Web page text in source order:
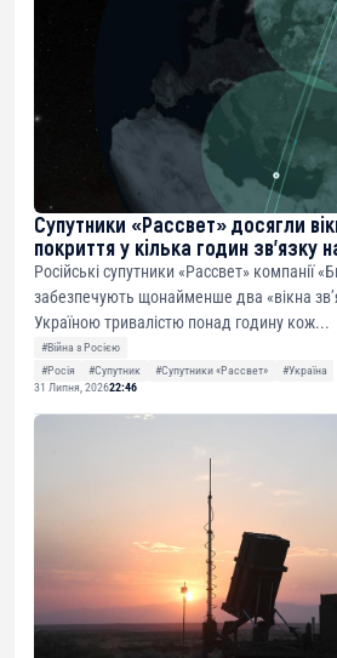
Супутники «Рассвет» досягли
покриття у кілька годин зв’язку
Російські супутники «Рассвет» компанії
забезпечують щонайменше два «вікна
Україною тривалістю понад годину кож...
#Війна з Росією
#Росія
#Супутник #Супутники «Рассвет»
#Україна
31 Липня, 202622:46